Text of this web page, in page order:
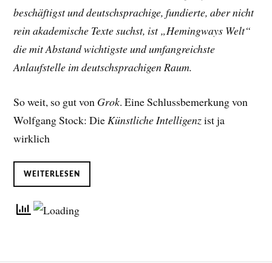
beschäftigst und deutschsprachige, fundierte, aber nicht
rein akademische Texte suchst, ist „Hemingways Welt“
die mit Abstand wichtigste und umfangreichste
Anlaufstelle im deutschsprachigen Raum.
So weit, so gut von Grok. Eine Schlussbemerkung von
Wolfgang Stock: Die Künstliche Intelligenzist ja
wirklich
WEITERLESEN